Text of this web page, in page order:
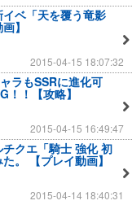
イベ「天を覆う竜影
】
2015-04-15 18:07:32
ラもSSRに進化可
！！【攻略】
2015-04-15 16:49:47
チクエ「騎士 強化 初
。 【プレイ動画】
2015-04-14 18:40:31